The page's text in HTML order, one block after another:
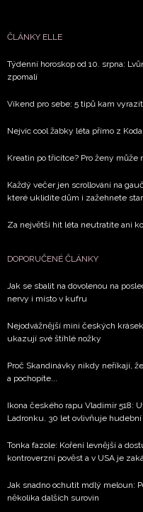
ČLÁNKY ELLE
Týdenní horoskop od 10. srpna:
zpomalí
Víkend pro sebe: 5 tipů kam
Nejvíc cool žabky léta přímo z
Kreatin po třicítce? Pro ženy
Každý večer jen scrollování na
které uklidíte dům i zažehnete
Za největší hit léta neutratíte ani
DOPORUČENÉ ČLÁNKY
Jak se sbalit na dovolenou na
nervy i místo v kufru
Nejodvážnější mini českých
ukazují své štíhlé nožky
Proč Skandinávky nikdy neříkají,
a pochopíte...
Ikona českého rapu Vladimír 518:
Ladronku. 30 let ovlivňuje
Tonka fazole: Koření levnější a
kontroverzní pověst a v USA je
Jak snadno ochutit mdlý meloun:
několika dalších surovin